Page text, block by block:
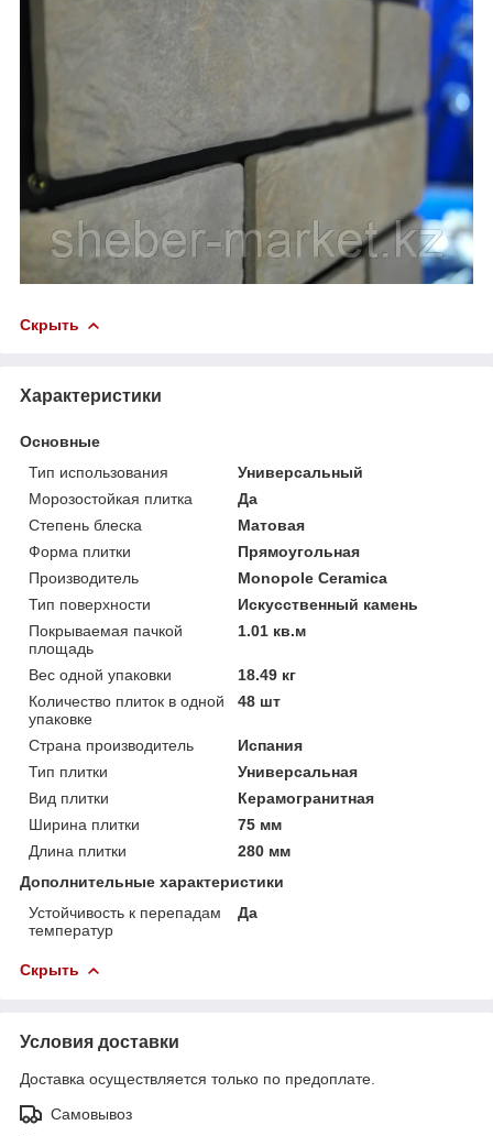
Скрыть
Характеристики
Основные
Тип использования
Универсальный
Морозостойкая плитка
Да
Степень блеска
Матовая
Форма плитки
Прямоугольная
Производитель
Monopole Ceramica
Тип поверхности
Искусственный камень
Покрываемая пачкой
площадь
1.01 кв.м
Вес одной упаковки
18.49 кг
Количество плиток в одной
упаковке
48 шт
Страна производитель
Испания
Тип плитки
Универсальная
Вид плитки
Керамогранитная
Ширина плитки
75 мм
Длина плитки
280 мм
Дополнительные характеристики
Устойчивость к перепадам
температур
Да
Скрыть
Условия доставки
Доставка осуществляется только по предоплате.
Самовывоз